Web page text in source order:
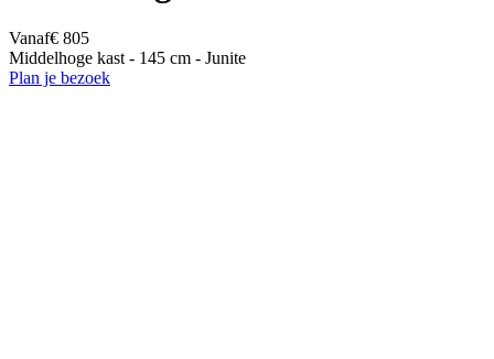
Vanaf€ 805
Middelhoge kast - 145 cm - Junite
Plan je bezoek